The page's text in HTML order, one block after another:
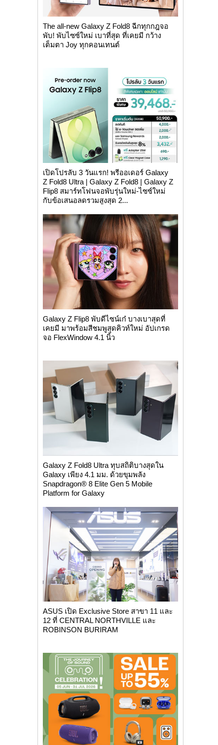
The all-new Galaxy Z Fold8 ฉีกทุกกฎจอ
พับ! พับไซซ์ใหม่ เบาที่สุด ที่เคยมี กว้าง
เต็มตา Joy ทุกคอนเทนต์
เปิดโปรลับ 3 วันแรก! พรีออเดอร์ Galaxy
Z Fold8 Ultra | Galaxy Z Fold8 | Galaxy Z
Flip8 สมาร์ทโฟนจอพับรุ่นใหม่-ไซซ์ใหม่
กับข้อเสนอลดรวมสูงสุด 2...
Galaxy Z Flip8 พับดีไซน์เก๋ บางเบาสุดที่
เคยมี มาพร้อมสีชมพูสุดคิวท์ใหม่ อัปเกรด
จอ FlexWindow 4.1 นิ้ว
Galaxy Z Fold8 Ultra ทุบสถิติบางสุดใน
Galaxy เพียง 4.1 มม. ด้วยขุมพลัง
Snapdragon® 8 Elite Gen 5 Mobile
Platform for Galaxy
ASUS เปิด Exclusive Store สาขา 11 และ
12 ที่ CENTRAL NORTHVILLE และ
ROBINSON BURIRAM